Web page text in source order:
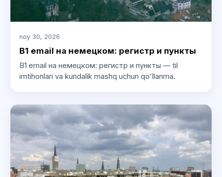
noy 30, 2026
B1 email на немецком: регистр и пункты
B1 email на немецком: регистр и пункты — til
imtihonlari va kundalik mashq uchun qo'llanma.